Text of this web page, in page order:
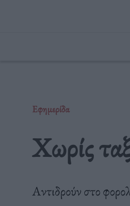
Εφημερίδα
Χωρίς
Αντιδρούν στο